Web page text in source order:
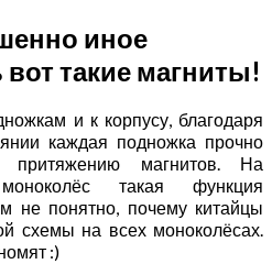
иное
такие магниты!
и к корпусу, благодаря
каждая подножка прочно
притяжению магнитов. На
такая функция
не понятно, почему китайцы
схемы на всех моноколёсах.
:)